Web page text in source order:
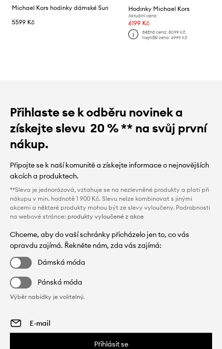
Michael Kors hodinky dámské Suri
5599 Kč
Hodinky Michael Kors
Aktuální cena:
6199 Kč
Běžná cena: 8099 Kč
Nejnižší cena: 6999 Kč
Přihlaste se k odběru novinek a
získejte slevu 20 %** na svůj první
nákup.
Připojte se k naší komunitě a získejte informace o nejnovějších
akcích a produktech.
**Sleva je jednorázová, vztahuje se na nezlevněné produkty a platí při
nákupu v min. hodnotě 1 900 Kč. Slevu nelze kombinovat s jinými
akcemi a některé produkty mohou být ze slevy vyloučeny. Podrobnosti
na webové stránce: produkty vyloučené z akce
Chceme, aby do vaší schránky přicházelo jen to, co vás
opravdu zajímá. Řekněte nám, zda vás zajímá:
Dámská móda
Pánská móda
Výběr nabídky je volitelný.
Přihlásit se